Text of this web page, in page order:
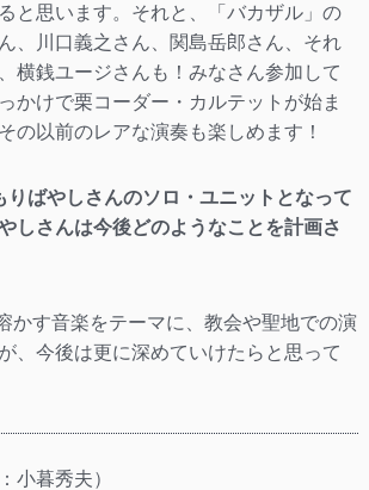
と思います。それと、「バカザル」の
、川口義之さん、関島岳郎さん、それ
横銭ユージさんも！みなさん参加して
かけで栗コーダー・カルテットが始ま
の以前のレアな演奏も楽しめます！
りばやしさんのソロ・ユニットとなって
しさんは今後どのようなことを計画さ
かす音楽をテーマに、教会や聖地での演
、今後は更に深めていけたらと思って
小暮秀夫）